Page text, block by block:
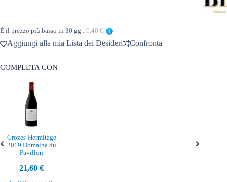
È il prezzo più basso in 30 gg : 6.40 €
Aggiungi alla mia Lista dei Desideri Confronta
COMPLETA CON
Crozes-Hermitage
2019 Domaine du
Pavillon
21,60€